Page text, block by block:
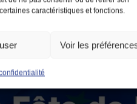
caractéristiques et fonctions.
Voir les